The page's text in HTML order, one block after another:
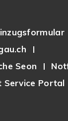
Seon
Service Portal